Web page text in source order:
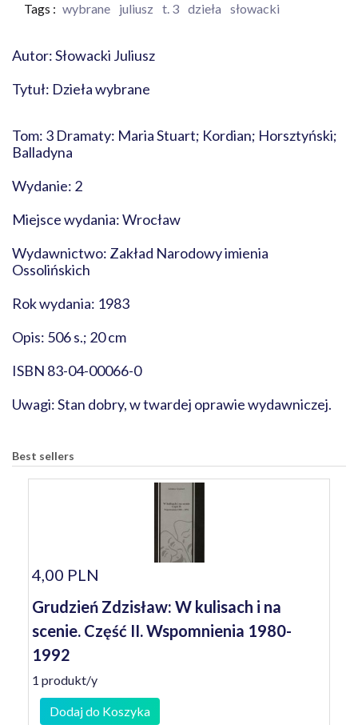
Tags : wybrane juliusz t. 3 dzieła słowacki
Autor: Słowacki Juliusz
Tytuł: Dzieła wybrane
Tom: 3 Dramaty: Maria Stuart; Kordian; Horsztyński;
Balladyna
Wydanie: 2
Miejsce wydania: Wrocław
Wydawnictwo: Zakład Narodowy imienia
Ossolińskich
Rok wydania: 1983
Opis: 506 s.; 20 cm
ISBN 83-04-00066-0
Uwagi: Stan dobry, w twardej oprawie wydawniczej.
Best sellers
4,00 PLN
Grudzień Zdzisław: W kulisach i na
scenie. Część II. Wspomnienia 1980-
1992
1 produkt/y
Dodaj do Koszyka